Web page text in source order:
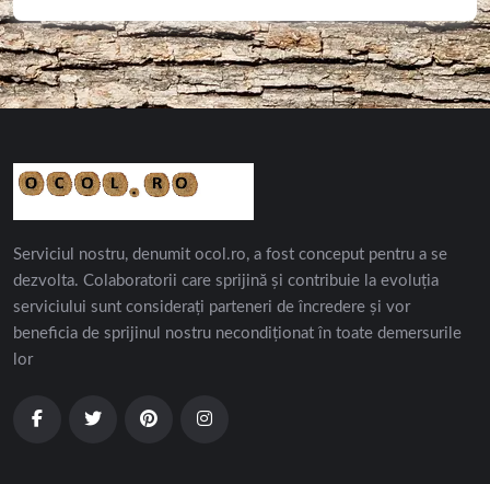
Serviciul nostru, denumit ocol.ro, a fost conceput pentru a se
dezvolta. Colaboratorii care sprijină și contribuie la evoluția
serviciului sunt considerați parteneri de încredere și vor
beneficia de sprijinul nostru necondiționat în toate demersurile
lor